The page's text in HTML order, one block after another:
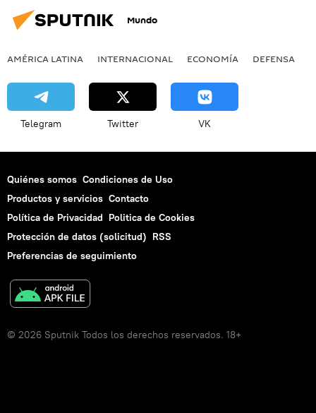
USS Harry S. Truman
USS Carl Vinson
USS Dwight Eisenhower
noticias
Mundo
AMÉRICA LATINA INTERNACIONAL ECONOMÍA DEFENSA
Telegram Twitter VK
Quiénes somos Condiciones de Uso
Productos y servicios Contacto
Política de Privacidad Politica de Cookies
Protección de datos (solicitud) RSS
Preferencias de seguimiento
© 2026 Sputnik Todos los derechos reservados. 18+